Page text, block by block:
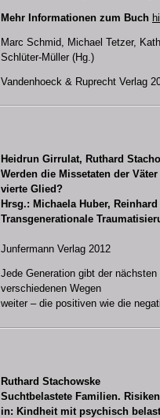
Mehr Informationen zum Buch
Marc Schmid, Michael Tetzer,
Schlüter-Müller (Hg.)
Vandenhoeck & Ruprecht Verlag
Heidrun Girrulat, Ruthard
Werden die Missetaten der
vierte Glied?
Hrsg.: Michaela Huber,
Transgenerationale
Junfermann Verlag 2012
Jede Generation gibt der
verschiedenen Wegen
weiter – die positiven wie die
Ruthard Stachowske
Suchtbelastete Familien.
in: Kindheit mit psychisch